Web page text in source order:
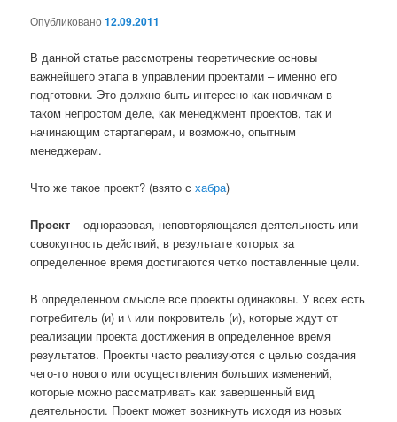
Опубликовано12.09.2011
В данной статье рассмотрены теоретические основы
важнейшего этапа в управлении проектами – именно его
подготовки. Это должно быть интересно как новичкам в
таком непростом деле, как менеджмент проектов, так и
начинающим стартаперам, и возможно, опытным
менеджерам.
Что же такое проект? (взято схабра)
Проект– одноразовая, неповторяющаяся деятельность или
совокупность действий, в результате которых за
определенное время достигаются четко поставленные цели.
В определенном смысле все проекты одинаковы. У всех есть
потребитель (и) и \ или покровитель (и), которые ждут от
реализации проекта достижения в определенное время
результатов. Проекты часто реализуются с целью создания
чего-то нового или осуществления больших изменений,
которые можно рассматривать как завершенный вид
деятельности. Проект может возникнуть исходя из новых